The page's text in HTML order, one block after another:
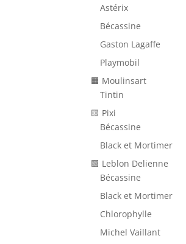
Astérix
Bécassine
Gaston Lagaffe
Playmobil
🟧 Moulinsart
Tintin
🟨 Pixi
Bécassine
Black et Mortimer
🟩 Leblon Delienne
Bécassine
Black et Mortimer
Chlorophylle
Michel Vaillant